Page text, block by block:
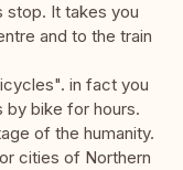
stop. It takes you
and to the train
in fact you
by bike for hours.
of the humanity.
cities of Northern